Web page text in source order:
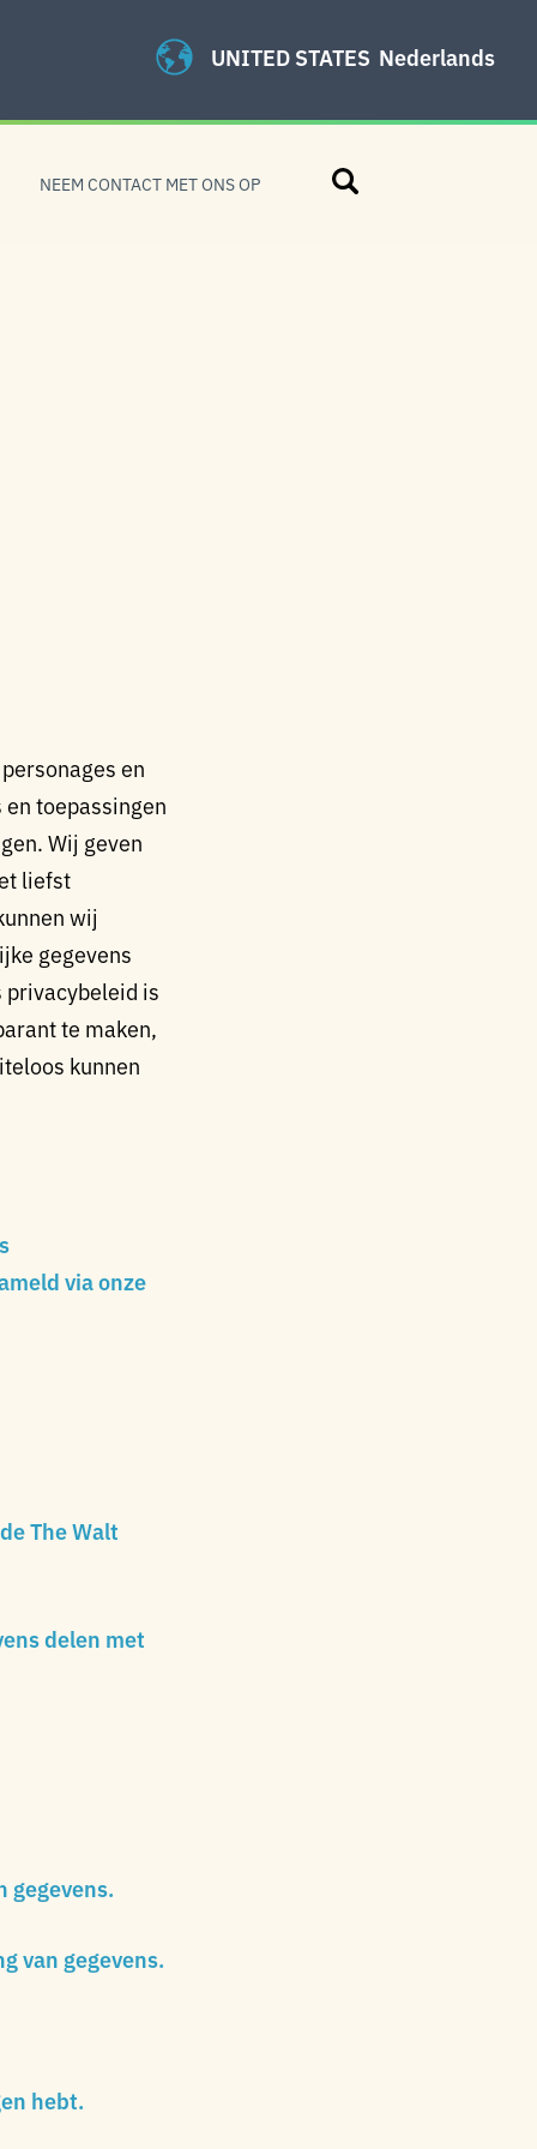
UNITED STATES Nederlands
NEEM CONTACT MET ONS OP Zoeken
en
toepassingen
Wij geven
liefst
wij
gegevens
privacybeleid is
te maken,
kunnen
via onze
The Walt
delen met
gegevens.
van gegevens.
hebt.